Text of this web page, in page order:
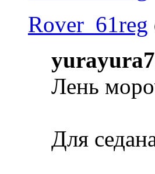
Rover_61reg
Лень
Для